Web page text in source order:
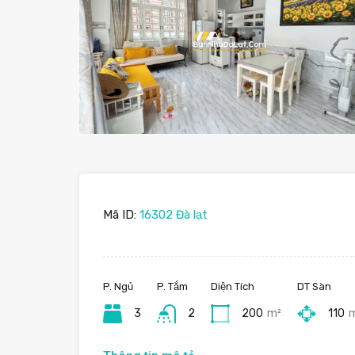
Mã ID: 16302 Đà lạt
P. Ngủ
3
P. Tắm
2
Diện Tích
200 m²
DT Sàn
110